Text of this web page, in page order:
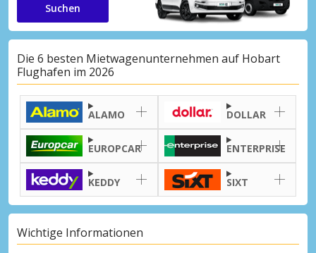
Suchen
Die 6 besten Mietwagenunternehmen auf Hobart
Flughafen im 2026
ALAMO DOLLAR
EUROPCAR ENTERPRISE
KEDDY SIXT
Wichtige Informationen